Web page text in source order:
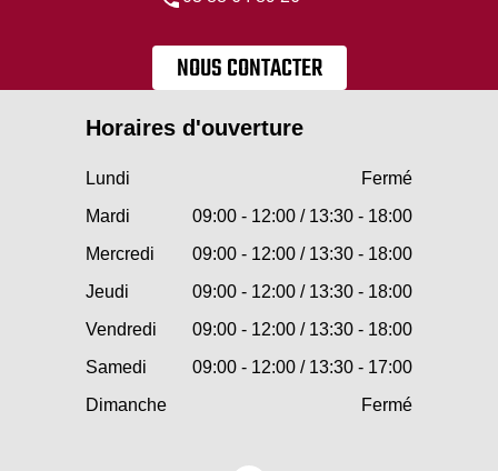
NOUS CONTACTER
Horaires d'ouverture
Lundi
Fermé
Mardi
09:00 - 12:00 / 13:30 - 18:00
Mercredi
09:00 - 12:00 / 13:30 - 18:00
Jeudi
09:00 - 12:00 / 13:30 - 18:00
Vendredi
09:00 - 12:00 / 13:30 - 18:00
Samedi
09:00 - 12:00 / 13:30 - 17:00
Dimanche
Fermé